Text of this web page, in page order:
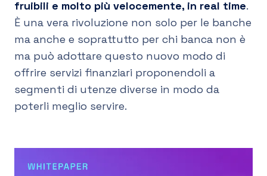
fruibili e molto più velocemente, in real time.
È una vera rivoluzione non solo per le banche
ma anche e soprattutto per chi banca non è
ma può adottare questo nuovo modo di
offrire servizi finanziari proponendoli a
segmenti di utenze diverse in modo da
poterli meglio servire.